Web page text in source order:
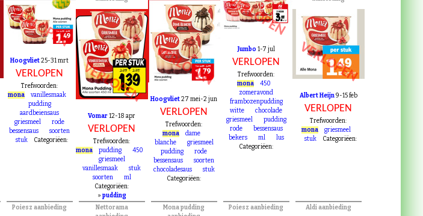
Hoogvliet aanbieding
VERLOPEN
Hoogvliet25-31 mrt
VERLOPEN
Trefwoorden:
vanillesmaak
pudding
griesmeel
rode
Mona pudding
aanbieding
VERLOPEN
Vomar12-18 apr
VERLOPEN
Trefwoorden:
pudding
450
griesmeel
vanillesmaak
soorten
Categoriëen:
»pudding
Hoogvliet aanbieding
VERLOPEN
Hoogvliet27 mei-2 jun
VERLOPEN
Trefwoorden:
mona
dame
blanche
griesmeel
pudding
rode
bessensaus
chocoladesaus
Jumbo aanbieding
VERLOPEN
Jumbo1-7 jul
VERLOPEN
Trefwoorden:
mona
450
zomeravond
frambozenpudding
witte
chocolade
griesmeel
pudding
rode
bessensaus
Albert Heijn
VERLOPEN
Albert Heijn9-15 feb
VERLOPEN
Trefwoorden:
griesmeel